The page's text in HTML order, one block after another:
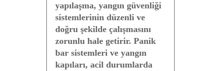
yapılaşma, yangın güvenliği
sistemlerinin düzenli ve
doğru şekilde çalışmasını
zorunlu hale getirir. Panik
bar sistemleri ve yangın
kapıları, acil durumlarda